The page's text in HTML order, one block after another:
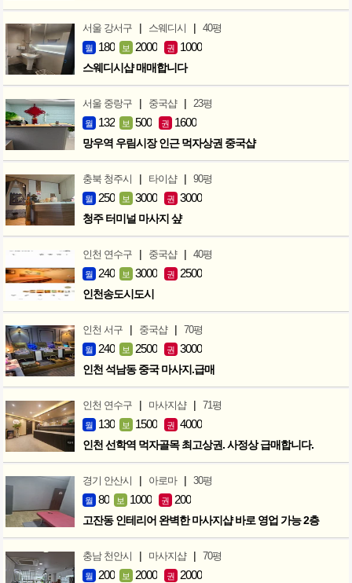
서울 강서구 | 스웨디시 | 40평
월 180 보 2000 권 1000
스웨디시샵 매매합니다
서울 중랑구 | 중국샵 | 23평
월 132 보 500 권 1600
망우역 우림시장 인근 먹자상권 중국샵
충북 청주시 | 타이샵 | 90평
월 250 보 3000 권 3000
청주 터미널 마사지 샾
인천 연수구 | 중국샵 | 40평
월 240 보 3000 권 2500
인천송도시도시
인천 서구 | 중국샵 | 70평
월 240 보 2500 권 3000
인천 석남동 중국 마사지.급매
인천 연수구 | 마사지샵 | 71평
월 130 보 1500 권 4000
인천 선학역 먹자골목 최고상권. 사정상 급매합니다.
경기 안산시 | 아로마 | 30평
월 80 보 1000 권 200
고잔동 인테리어 완벽한 마사지샵 바로 영업 가능 2층
충남 천안시 | 마사지샵 | 70평
월 200 보 2000 권 2000